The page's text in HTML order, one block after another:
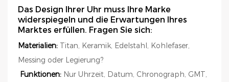
Das Design Ihrer Uhr muss Ihre Marke
widerspiegeln und die Erwartungen Ihres
Marktes erfüllen. Fragen Sie sich:
Materialien: Titan, Keramik, Edelstahl, Kohlefaser,
Messing oder Legierung?
Funktionen: Nur Uhrzeit, Datum, Chronograph, GMT,